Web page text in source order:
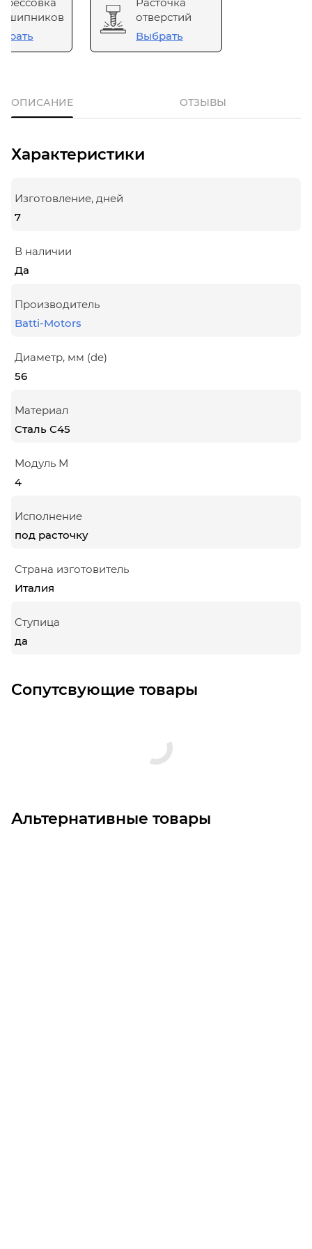
отверстий
Выбрать
ОПИСАНИЕ ОТЗЫВЫ
Характеристики
Изготовление, дней
7
В наличии
Да
Производитель
Batti-Motors
Диаметр, мм (de)
56
Материал
Сталь С45
Модуль М
4
Исполнение
под расточку
Страна изготовитель
Италия
Ступица
да
Сопутсвующие товары
Альтернативные товары